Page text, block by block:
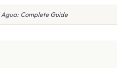
Complete Guide